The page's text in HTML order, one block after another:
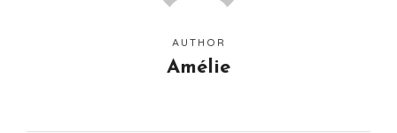
AUTHOR
Amélie